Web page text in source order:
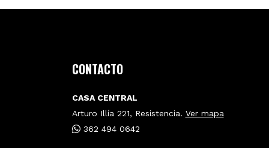
CONTACTO
CASA CENTRAL
Arturo Illía 221, Resistencia. Ver mapa
362 494 0642